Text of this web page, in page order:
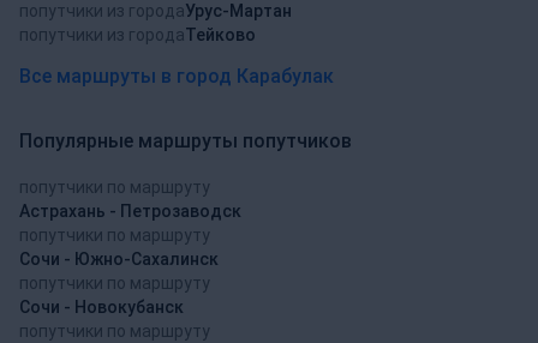
попутчики из городаУрус-Мартан
попутчики из городаТейково
Все маршруты в город Карабулак
Популярные маршруты попутчиков
попутчики по маршруту
Астрахань - Петрозаводск
попутчики по маршруту
Сочи - Южно-Сахалинск
попутчики по маршруту
Сочи - Новокубанск
попутчики по маршруту